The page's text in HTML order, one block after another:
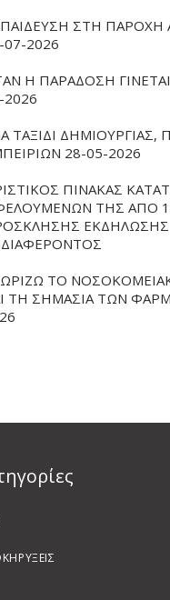
ΣΤΗ ΠΑΡΟΧΗ
07-2026
Η ΠΑΡΑΔΟΣΗ
2026
ΤΑΞΙΔΙ
28-05-2026
ΠΙΝΑΚΑΣ
ΤΗΣ ΑΠΟ
ΕΚΔΗΛΩΣΗΣ
ΤΟ
ΤΗ ΣΗΜΑΣΙΑ ΤΩΝ